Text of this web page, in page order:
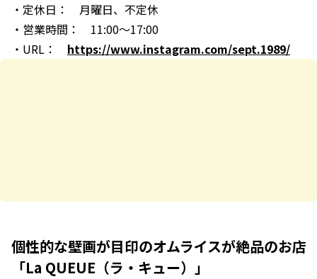
・定休日： 月曜日、不定休
・営業時間： 11:00～17:00
・URL： https://www.instagram.com/sept.1989/
個性的な壁画が目印のオムライスが絶品のお店
「La QUEUE（ラ・キュー）」